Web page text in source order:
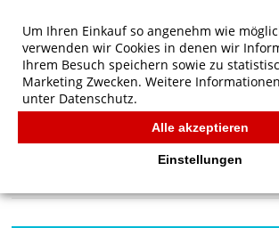
B&C ID.001 LSL /women Polo
Um Ihren Einkauf so angenehm wie
verwenden wir Cookies in denen wir
Ihrem Besuch speichern sowie zu
Marketing Zwecken. Weitere
unter Datenschutz.
Alle akzeptieren
Einstellungen